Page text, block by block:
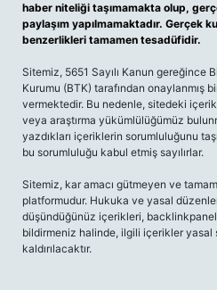
haber niteliği taşımamakta olup,
paylaşım yapılmamaktadır. Gerçek
benzerlikleri tamamen tesadüfidir.
Sitemiz, 5651 Sayılı Kanun gereğince
Kurumu (BTK) tarafından onaylanmış
vermektedir. Bu nedenle, sitedeki
veya araştırma yükümlülüğümüz
yazdıkları içeriklerin sorumluluğunu
bu sorumluluğu kabul etmiş sayılırlar.
Sitemiz, kar amacı gütmeyen ve
platformudur. Hukuka ve yasal
düşündüğünüz içerikleri,
bildirmeniz halinde, ilgili içerikler yasal
kaldırılacaktır.